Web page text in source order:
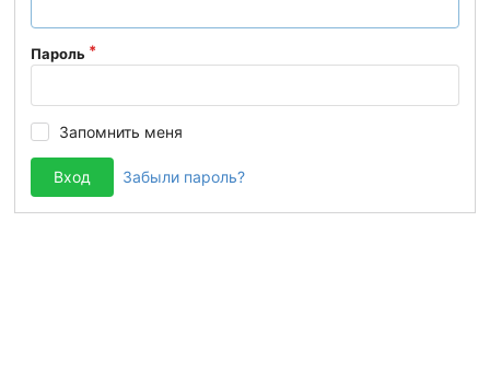
Пароль
Запомнить меня
Вход Забыли пароль?